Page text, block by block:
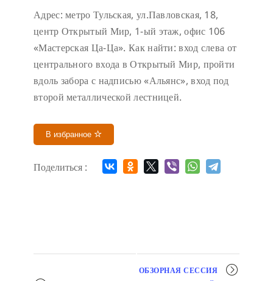
Адрес: метро Тульская, ул.Павловская, 18,
центр Открытый Мир, 1-ый этаж, офис 106
«Мастерская Ца-Ца». Как найти: вход слева от
центрального входа в Открытый Мир, пройти
вдоль забора с надписью «Альянс», вход под
второй металлической лестницей.
В избранное
Поделиться :
МероприятиеОБЗОРНАЯ СЕССИЯ